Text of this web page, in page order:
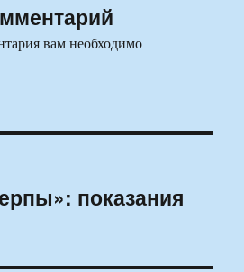
вам необходимо
показания